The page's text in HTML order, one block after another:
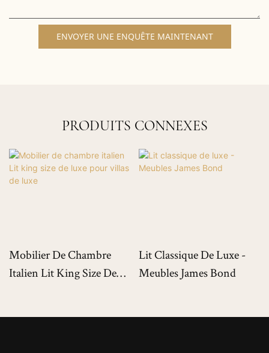
ENVOYER UNE ENQUÊTE MAINTENANT
PRODUITS CONNEXES
Mobilier De Chambre
Italien Lit King Size De
Lit Classique De Luxe -
Meubles James Bond